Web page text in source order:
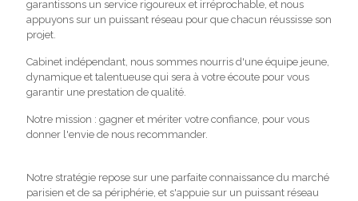
garantissons un service rigoureux et irréprochable, et nous
appuyons sur un puissant réseau pour que chacun réussisse son
projet.
Cabinet indépendant, nous sommes nourris d'une équipe jeune,
dynamique et talentueuse qui sera à votre écoute pour vous
garantir une prestation de qualité.
Notre mission : gagner et mériter votre confiance, pour vous
donner l'envie de nous recommander.
Notre stratégie repose sur une parfaite connaissance du marché
parisien et de sa périphérie, et s'appuie sur un puissant réseau